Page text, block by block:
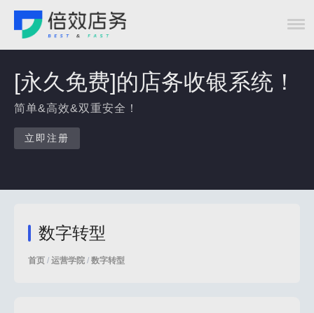
[永久免费]的店务收银系统！
简单&高效&双重安全！
立即注册
数字转型
首页 / 运营学院 / 数字转型